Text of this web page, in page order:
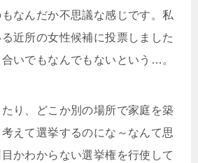
なんだか不思議な感じです。私
近所の女性候補に投票しました
いでもなんでもないという…。
り、どこか別の場所で家庭を築
えて選挙するのにな～なんて思
かわからない選挙権を行使して